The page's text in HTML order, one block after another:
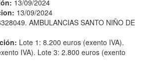
13/09/2024
13/09/2024
AMBULANCIAS SANTO NIÑO DE
Lote 1: 8.200 euros (exento IVA).
IVA). Lote 3: 2.800 euros (exento